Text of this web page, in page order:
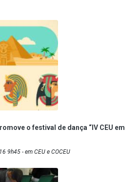
o festival de dança “IV CEU em
9h45 - em CEU e COCEU